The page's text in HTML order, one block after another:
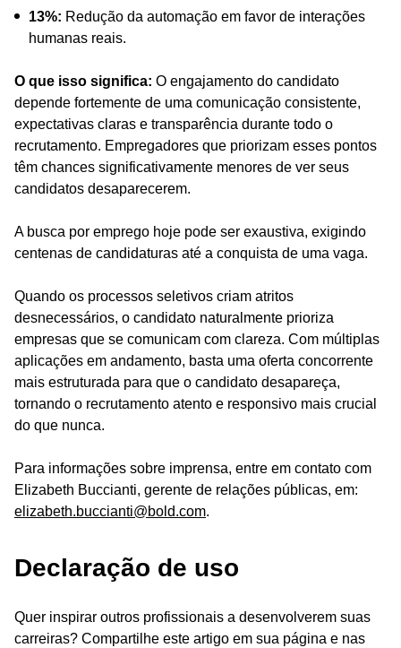
13%: Redução da automação em favor de interações
humanas reais.
O que isso significa: O engajamento do candidato
depende fortemente de uma comunicação consistente,
expectativas claras e transparência durante todo o
recrutamento. Empregadores que priorizam esses pontos
têm chances significativamente menores de ver seus
candidatos desaparecerem.
A busca por emprego hoje pode ser exaustiva, exigindo
centenas de candidaturas até a conquista de uma vaga.
Quando os processos seletivos criam atritos
desnecessários, o candidato naturalmente prioriza
empresas que se comunicam com clareza. Com múltiplas
aplicações em andamento, basta uma oferta concorrente
mais estruturada para que o candidato desapareça,
tornando o recrutamento atento e responsivo mais crucial
do que nunca.
Para informações sobre imprensa, entre em contato com
Elizabeth Buccianti, gerente de relações públicas, em:
elizabeth.buccianti@bold.com.
Declaração de uso
Quer inspirar outros profissionais a desenvolverem suas
carreiras? Compartilhe este artigo em sua página e nas